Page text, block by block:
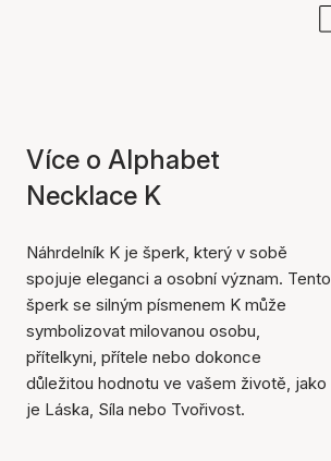
Více o Alphabet
Necklace K
Náhrdelník K je šperk, který v sobě
spojuje eleganci a osobní význam. Tento
šperk se silným písmenem K může
symbolizovat milovanou osobu,
přítelkyni, přítele nebo dokonce
důležitou hodnotu ve vašem životě, jako
je Láska, Síla nebo Tvořivost.